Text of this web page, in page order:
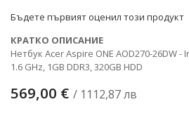
Бъдете първият оценил този продукт
КРАТКО ОПИСАНИЕ
Нетбук Acer Aspire ONE AOD270-26DW -
1.6 GHz, 1GB DDR3, 320GB HDD
569,00 € / 1112,87 лв
снимки